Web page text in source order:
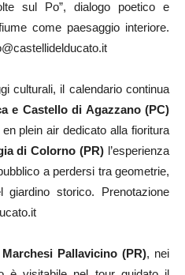
sul Po”, dialogo poetico e
come paesaggio interiore.
culturali, il calendario continua
e Castello di Agazzano (PC)
plein air dedicato alla fioritura
di Colorno (PR) l’esperienza
a perdersi tra geometrie,
giardino storico. Prenotazione
Pallavicino (PR), nei